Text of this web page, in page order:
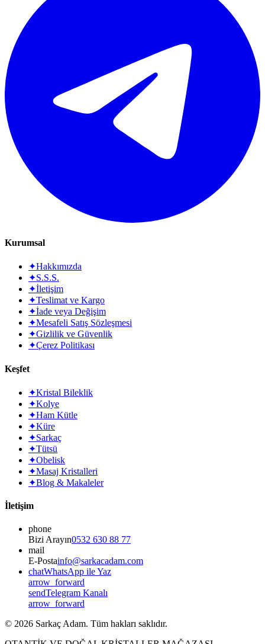
Kurumsal
✦Hakkımızda
✦S.S.S.
✦İletişim
✦Teslimat ve Kargo
✦İade veya Değişim
✦Mesafeli Satış Sözleşmesi
✦Gizlilik ve Güvenlik
✦Çerez Politikası
Keşfet
✦Kristal Bileklik
✦Kolye
✦Ham Kütle
✦Küre
✦Sarkaç
✦Tütsü
✦Obelisk
✦Masaj Kristalleri
✦Blog & Makaleler
İletişim
phone
Bizi Arayın0532 630 88 77
mail
E-Postainfo@sarkacadam.com
chatWhatsApp ile Yaz
arrow_forward
sendTelegram Kanalı
arrow_forward
© 2026 Sarkaç Adam. Tüm hakları saklıdır.